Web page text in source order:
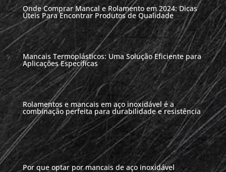
Onde Comprar Mancal e Rolamento em 2024: Dicas
Úteis Para Encontrar Produtos de Qualidade
Mancais Termoplásticos: Uma Solução Eficiente para
Aplicações Específicas
Rolamentos e mancais em aço inoxidável é a
combinação perfeita para durabilidade e resistência
Por que optar por mancais de aço inoxidável